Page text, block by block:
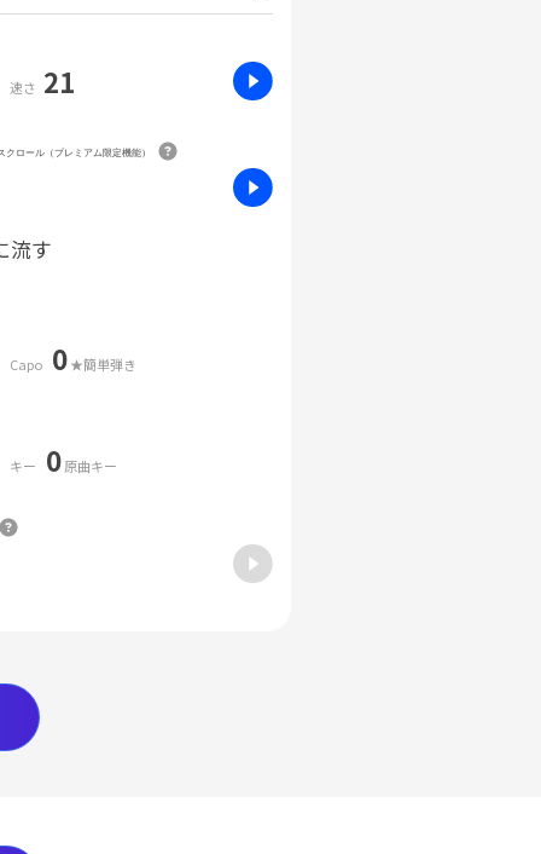
速さ 21
クロール（プレミアム限定機能）
流す
Capo 0★簡単弾き
キー 0原曲キー